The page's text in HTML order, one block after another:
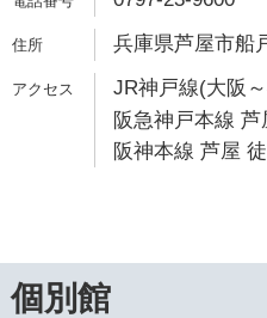
兵庫県芦屋市船
JR神戸線(大阪
阪急神戸本線
阪神本線 芦屋
個別館